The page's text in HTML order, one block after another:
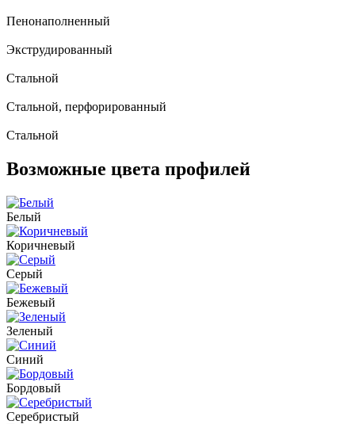
Пенонаполненный
Экструдированный
Стальной
Стальной, перфорированный
Стальной
Возможные цвета профилей
Белый
Коричневый
Серый
Бежевый
Зеленый
Синий
Бордовый
Серебристый